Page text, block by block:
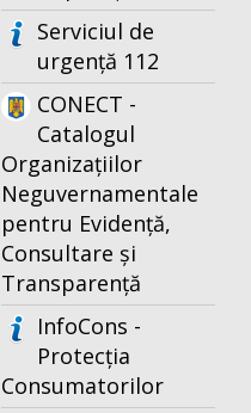
Serviciul de
urgență 112
CONECT -
Catalogul
Organizațiilor
Neguvernamentale
pentru Evidență,
Consultare și
Transparență
InfoCons -
Protecția
Consumatorilor